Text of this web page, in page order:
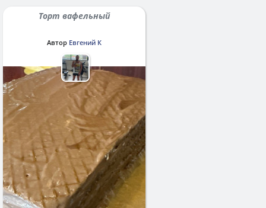
Торт вафельный
Автор Евгений К